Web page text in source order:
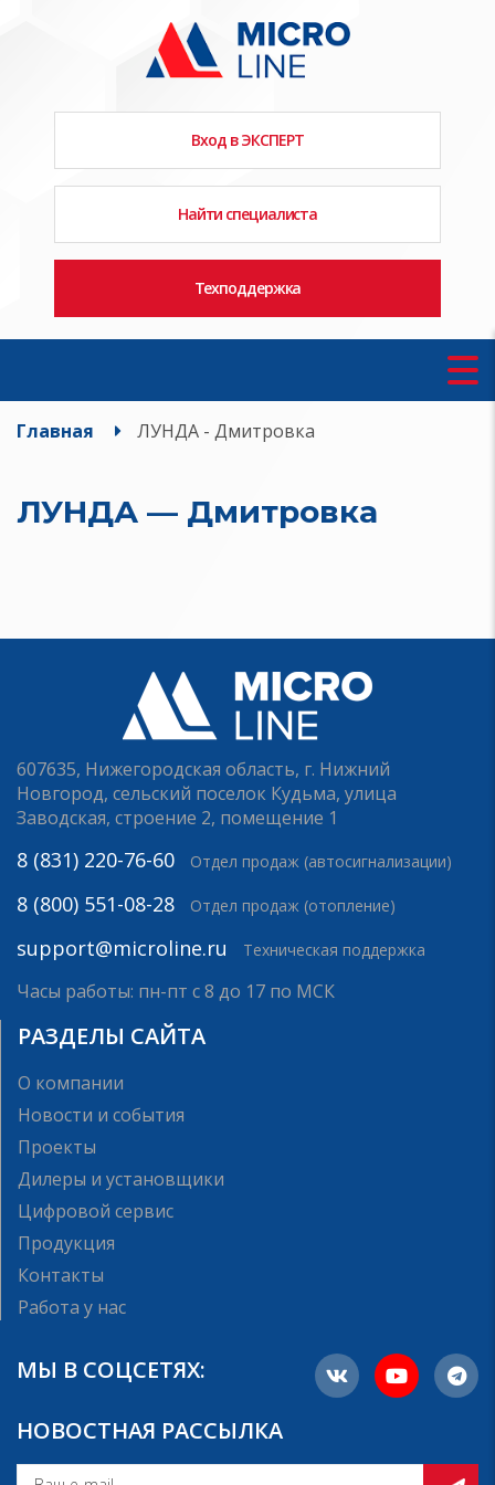
Вход в ЭКСПЕРТ
Найти специалиста
Техподдержка
Главная ЛУНДА - Дмитровка
ЛУНДА — Дмитровка
607635, Нижегородская область, г. Нижний
Новгород, сельский поселок Кудьма, улица
Заводская, строение 2, помещение 1
8 (831) 220-76-60 Отдел продаж (автосигнализации)
8 (800) 551-08-28 Отдел продаж (отопление)
support@microline.ru Техническая поддержка
Часы работы: пн-пт с 8 до 17 по МСК
РАЗДЕЛЫ САЙТА
О компании
Новости и события
Проекты
Дилеры и установщики
Цифровой сервис
Продукция
Контакты
Работа у нас
МЫ В СОЦСЕТЯХ:
НОВОСТНАЯ РАССЫЛКА